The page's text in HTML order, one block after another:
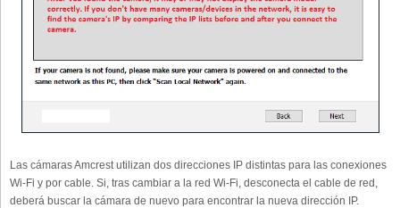
Las cámaras Amcrest utilizan dos direcciones IP distintas para las conexiones
Wi-Fi y por cable. Si, tras cambiar a la red Wi-Fi, desconecta el cable de red,
deberá buscar la cámara de nuevo para encontrar la nueva dirección IP.